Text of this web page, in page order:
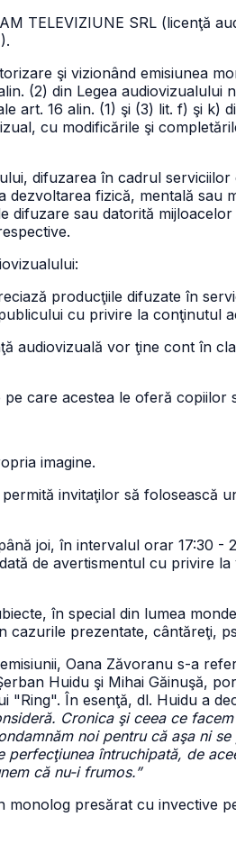
TELEVIZIUNE SRL (licenţă
şi vizionând emisiunea
(2) din Legea audiovizualului
art. 16 alin. (1) şi (3) lit. f) şi k)
cu modificările şi
difuzarea în cadrul
fizică, mentală sau
difuzare sau datorită
producţiile difuzate în
cu privire la conţinutul
audiovizuală vor ţine cont în
care acestea le oferă copiilor
imagine.
invitaţilor să folosească
joi, în intervalul orar 17:30 -
de avertismentul cu privire
în special din lumea
cazurile prezentate, cântăreţi,
Oana Zăvoranu s-a
Huidu şi Mihai Găinuşă,
"Ring". În esenţă, dl. Huidu a
Cronica şi ceea ce
noi pentru că aşa ni
întruchipată, de
că nu-i frumos.”
monolog presărat cu invective